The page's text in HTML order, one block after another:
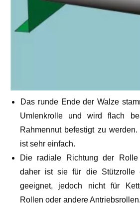
Das runde Ende der Walze
Umlenkrolle und wird flach
Rahmennut befestigt zu
ist sehr einfach.
Die radiale Richtung der
daher ist sie für die Stützrolle
geeignet, jedoch nicht für
Rollen oder andere Antriebsrollen.